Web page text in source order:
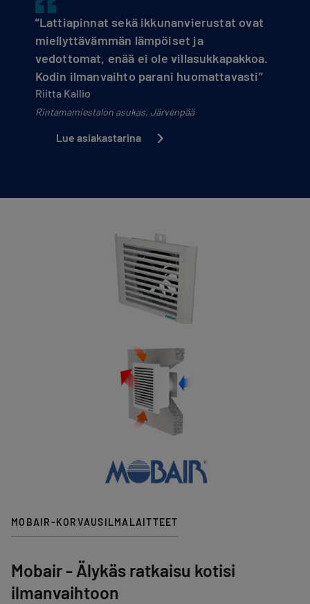
”Lattiapinnat sekä ikkunanvierustat ovat
miellyttävämmän lämpöiset ja
vedottomat, enää ei ole villasukkapakkoa.
Kodin ilmanvaihto parani huomattavasti”
Riitta Kallio
Rintamamiestalon asukas, Järvenpää
Lue asiakastarina
MOBAIR-KORVAUSILMALAITTEET
Mobair - Älykäs ratkaisu kotisi
ilmanvaihtoon